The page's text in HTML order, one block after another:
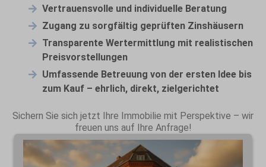
Vertrauensvolle und individuelle Beratung
Zugang zu sorgfältig geprüften Zinshäusern
Transparente Wertermittlung mit realistischen
Preisvorstellungen
Umfassende Betreuung von der ersten Idee bis
zum Kauf – ehrlich, direkt, zielgerichtet
Sichern Sie sich jetzt Ihre Immobilie mit Perspektive – wir
freuen uns auf Ihre Anfrage!